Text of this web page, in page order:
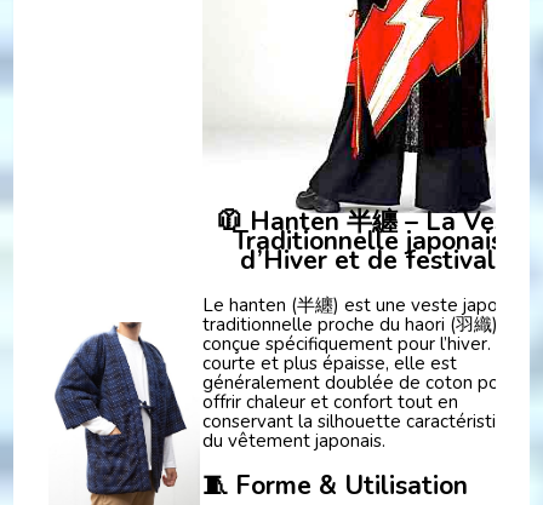
🧥 Hanten 半纏 – La Veste
Traditionnelle japonaise
d’Hiver et de festival
Le hanten (半纏) est une veste japonaise
traditionnelle proche du haori (羽織),
conçue spécifiquement pour l’hiver. Plus
courte et plus épaisse, elle est
généralement doublée de coton pour
offrir chaleur et confort tout en
conservant la silhouette caractéristique
du vêtement japonais.
🧵 Forme & Utilisation